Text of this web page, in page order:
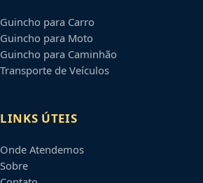
Guincho para Carro
Guincho para Moto
Guincho para Caminhão
Transporte de Veículos
LINKS ÚTEIS
Onde Atendemos
Sobre